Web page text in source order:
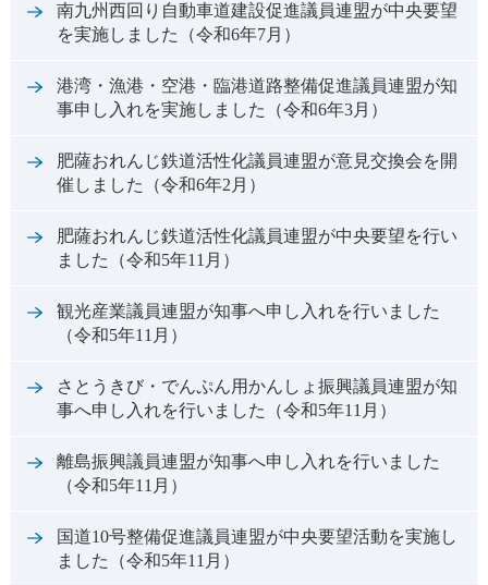
南九州西回り自動車道建設促進議員連盟が中央要望
を実施しました（令和6年7月）
港湾・漁港・空港・臨港道路整備促進議員連盟が知
事申し入れを実施しました（令和6年3月）
肥薩おれんじ鉄道活性化議員連盟が意見交換会を開
催しました（令和6年2月）
肥薩おれんじ鉄道活性化議員連盟が中央要望を行い
ました（令和5年11月）
観光産業議員連盟が知事へ申し入れを行いました
（令和5年11月）
さとうきび・でんぷん用かんしょ振興議員連盟が知
事へ申し入れを行いました（令和5年11月）
離島振興議員連盟が知事へ申し入れを行いました
（令和5年11月）
国道10号整備促進議員連盟が中央要望活動を実施し
ました（令和5年11月）